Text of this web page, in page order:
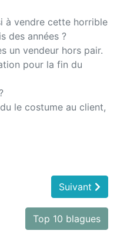
à vendre cette horrible
des années ?
un vendeur hors pair.
pour la fin du
le costume au client,
Suivant
Top 10 blagues